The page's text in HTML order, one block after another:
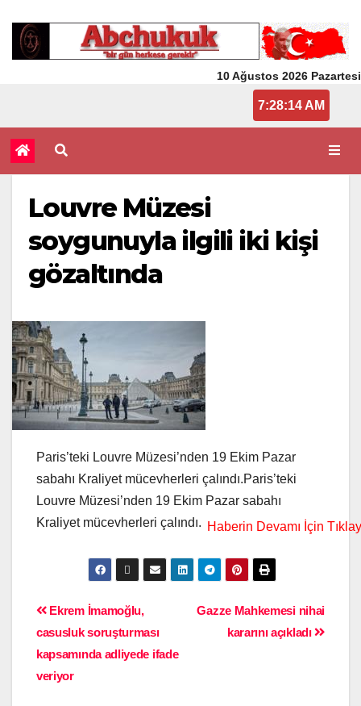
10 Ağustos 2026 Pazartesi
7:28:14 AM
Louvre Müzesi
soygunuyla ilgili iki kişi
gözaltında
Paris’teki Louvre Müzesi’nden 19 Ekim Pazar
sabahı Kraliyet mücevherleri çalındı.Paris’teki
Louvre Müzesi’nden 19 Ekim Pazar sabahı
Kraliyet mücevherleri çalındı.
Gazze Mahkemesi nihai
kararını açıkladı
Ekrem İmamoğlu,
casusluk soruşturması
kapsamında adliyede ifade
veriyor